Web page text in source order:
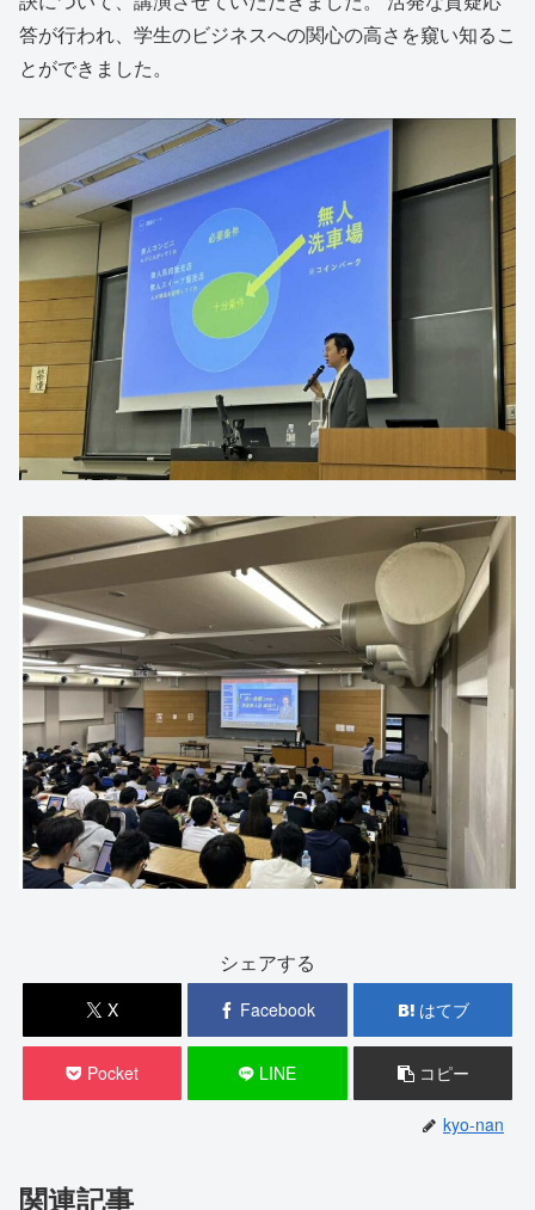
答が行われ、学生のビジネスへの関心の高さを窺い知るこ
とができました。
シェアする
X Facebook はてブ
Pocket LINE コピー
kyo-nan
関連記事